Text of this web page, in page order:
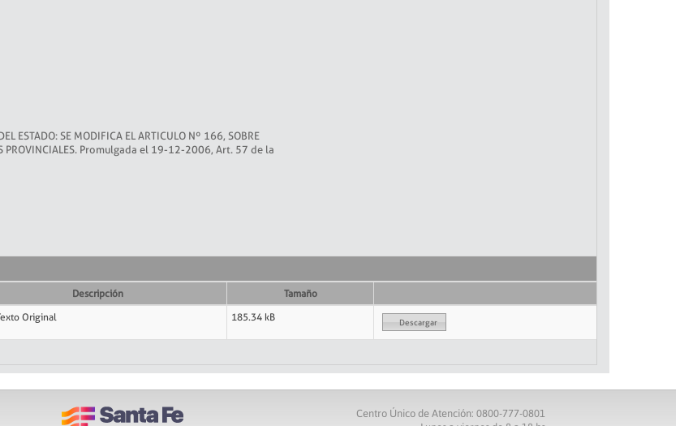
ESTADO: SE MODIFICA EL ARTICULO Nº 166, SOBRE
PROVINCIALES. Promulgada el 19-12-2006, Art. 57 de la
Descripción
Tamaño
Original 185.34 kB Descargar
Centro Único de Atención: 0800-777-0801